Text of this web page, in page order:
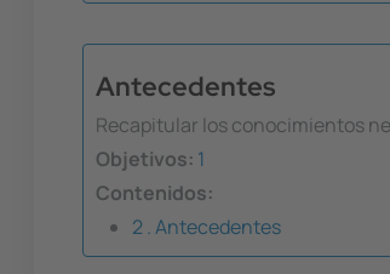
Antecedentes
Recapitular los conocimientos
Objetivos: 1
Contenidos:
2 . Antecedentes